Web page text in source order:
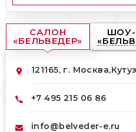
САЛОН
«БЕЛЬВЕДЕР»
121165, г. Москва,
+7 495 215 06 86
info@belveder-e.ru